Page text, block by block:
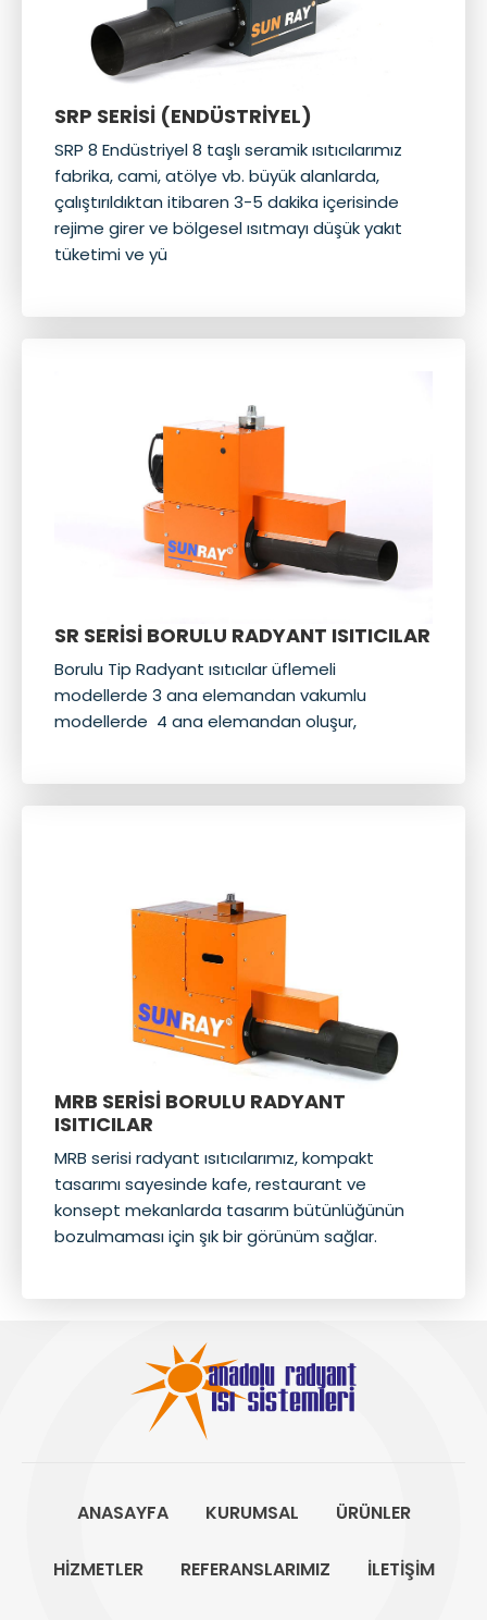
SRP SERİSİ (ENDÜSTRİYEL)
SRP 8 Endüstriyel 8 taşlı seramik ısıtıcılarımız
fabrika, cami, atölye vb. büyük alanlarda,
çalıştırıldıktan itibaren 3-5 dakika içerisinde
rejime girer ve bölgesel ısıtmayı düşük yakıt
tüketimi ve yü
SR SERİSİ BORULU RADYANT ISITICILAR
Borulu Tip Radyant ısıtıcılar üflemeli
modellerde 3 ana elemandan vakumlu
modellerde 4 ana elemandan oluşur,
MRB SERİSİ BORULU RADYANT
ISITICILAR
MRB serisi radyant ısıtıcılarımız, kompakt
tasarımı sayesinde kafe, restaurant ve
konsept mekanlarda tasarım bütünlüğünün
bozulmaması için şık bir görünüm sağlar.
ANASAYFA KURUMSAL ÜRÜNLER
HİZMETLER REFERANSLARIMIZ İLETİŞİM